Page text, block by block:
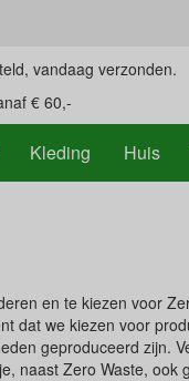
vandaag verzonden.
€ 60,-
Kleding Huis
en te kiezen voor
dat we kiezen voor
geproduceerd zijn.
naast Zero Waste, ook